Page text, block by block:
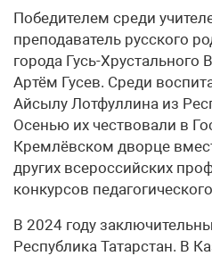
Победителем среди
преподаватель русского
города Гусь-
Артём Гусев. Среди
Айсылу Лотфуллина из
Осенью их чествовали в
Кремлёвском дворце
других всероссийских
конкурсов
В 2024 году
Республика Татарстан. В